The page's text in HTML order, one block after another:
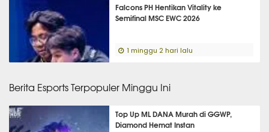
Falcons PH Hentikan Vitality ke
Semifinal MSC EWC 2026
1 minggu 2 hari lalu
Berita Esports Terpopuler Minggu Ini
Top Up ML DANA Murah di GGWP,
Diamond Hemat Instan